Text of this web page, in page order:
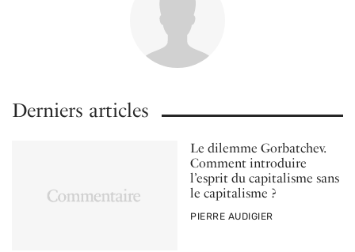
Derniers articles
Le dilemme Gorbatchev.
Comment introduire
l’esprit du capitalisme sans
le capitalisme ?
PAR
PIERRE AUDIGIER